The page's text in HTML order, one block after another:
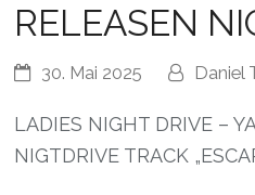
RELEASEN
30. Mai 2025 Daniel
LADIES NIGHT DRIVE –
NIGTDRIVE TRACK